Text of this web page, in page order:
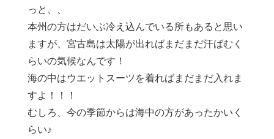
っと、、
本州の方はだいぶ冷え込んでいる所もあると思い
ますが、宮古島は太陽が出ればまだまだ汗ばむく
らいの気候なんです！
海の中はウエットスーツを着ればまだまだ入れま
すよ！！！
むしろ、今の季節からは海中の方があったかいく
らい♪